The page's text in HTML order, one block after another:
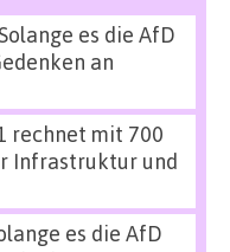
es die AfD
an
rechnet mit 700
Infrastruktur und
es die AfD